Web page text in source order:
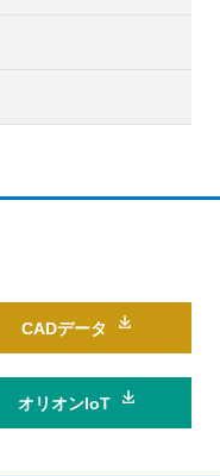
CADデータ
オリオンIoT